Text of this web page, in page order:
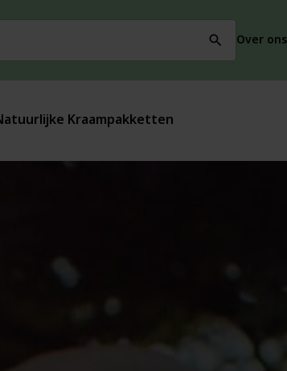
search Over ons
Kraampakketten